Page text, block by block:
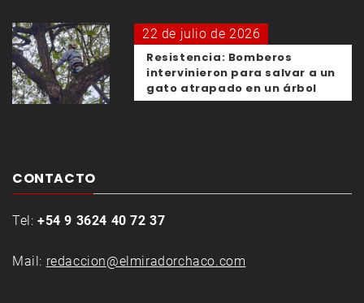
22 de julio de 2026
Resistencia: Bomberos
intervinieron para salvar a un
gato atrapado en un árbol
CONTACTO
Tel: +54 9 3624 40 72 37
Mail: redaccion@elmiradorchaco.com